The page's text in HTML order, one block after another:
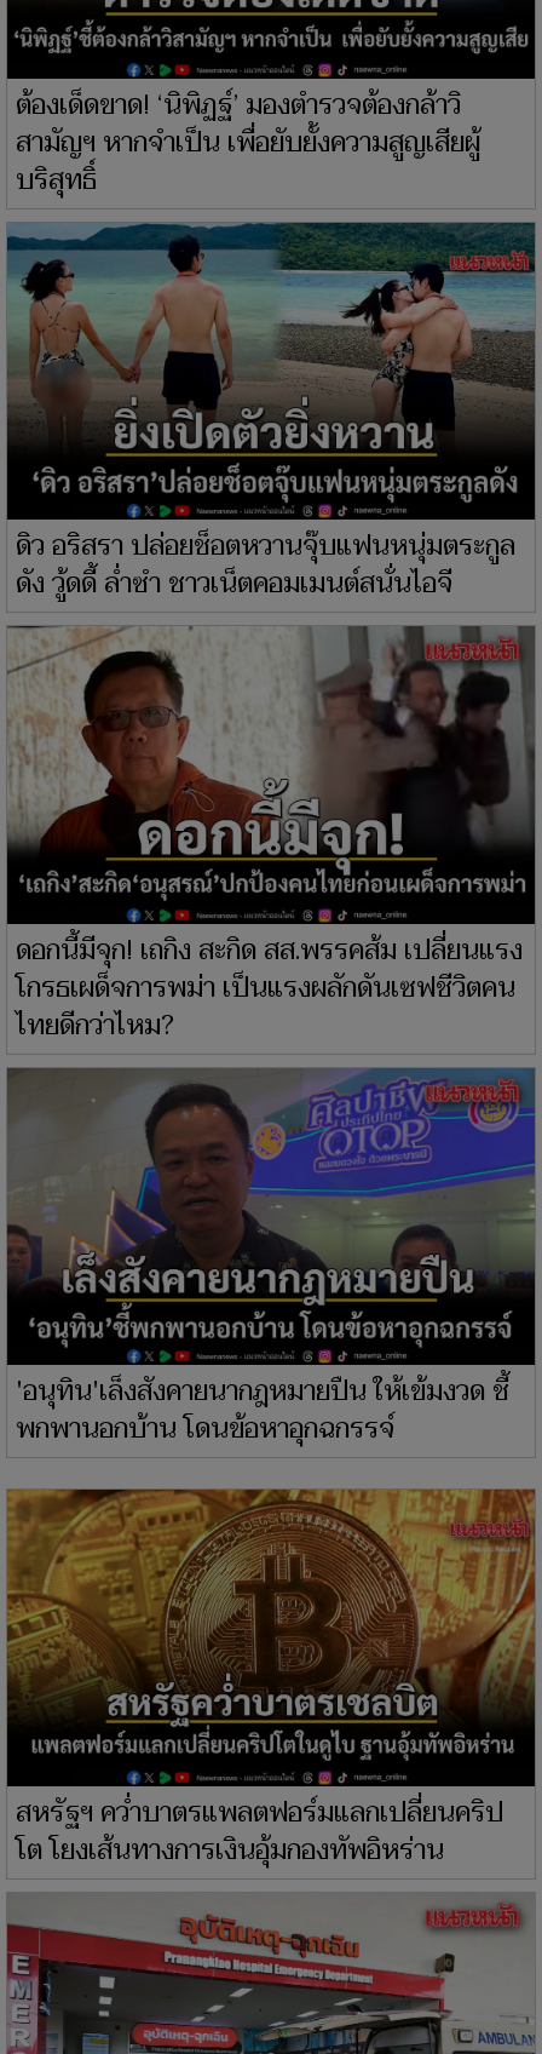
ต้องเด็ดขาด! ‘นิพิฏฐ์’ มองตำรวจต้องกล้าวิ
สามัญฯ หากจำเป็น เพื่อยับยั้งความสูญเสียผู้
บริสุทธิ์
ดิว อริสรา ปล่อยช็อตหวานจุ๊บแฟนหนุ่มตระกูล
ดัง วู้ดดี้ ล่ำซำ ชาวเน็ตคอมเมนต์สนั่นไอจี
ดอกนี้มีจุก! เถกิง สะกิด สส.พรรคส้ม เปลี่ยนแรง
โกรธเผด็จการพม่า เป็นแรงผลักดันเซฟชีวิตคน
ไทยดีกว่าไหม?
'อนุทิน'เล็งสังคายนากฎหมายปืน ให้เข้มงวด ชี้
พกพานอกบ้าน โดนข้อหาอุกฉกรรจ์
สหรัฐฯ คว่ำบาตรแพลตฟอร์มแลกเปลี่ยนคริป
โต โยงเส้นทางการเงินอุ้มกองทัพอิหร่าน